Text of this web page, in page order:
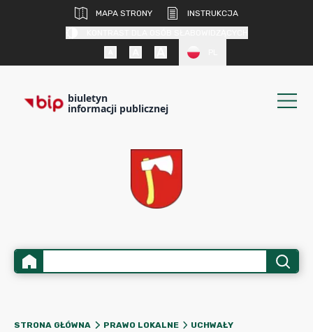
MAPA STRONY
INSTRUKCJA
biuletyn
informacji publicznej
STRONA GŁÓWNA PRAWO LOKALNE
UCHWAŁY